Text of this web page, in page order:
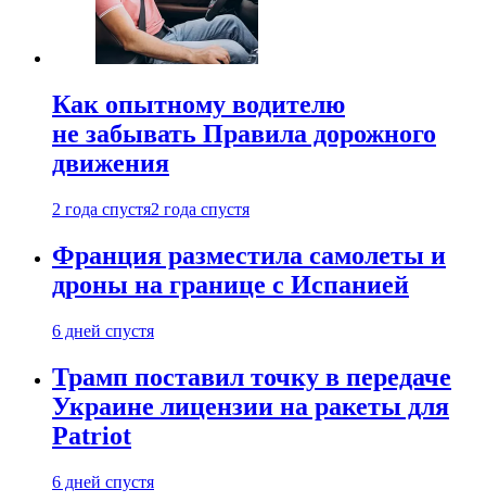
Как опытному водителю
не забывать Правила дорожного
движения
2 года спустя2 года спустя
Франция разместила самолеты и
дроны на границе с Испанией
6 дней спустя
Трамп поставил точку в передаче
Украине лицензии на ракеты для
Patriot
6 дней спустя